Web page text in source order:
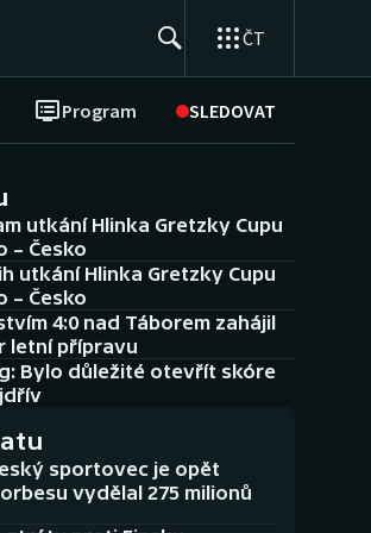
ČT
Program SLEDOVAT
utkání Hlinka Gretzky Cupu
– Česko
utkání Hlinka Gretzky Cupu
– Česko
4:0 nad Táborem zahájil
letní přípravu
Bylo důležité otevřít skóre
sportovec je opět
vydělal 275 milionů